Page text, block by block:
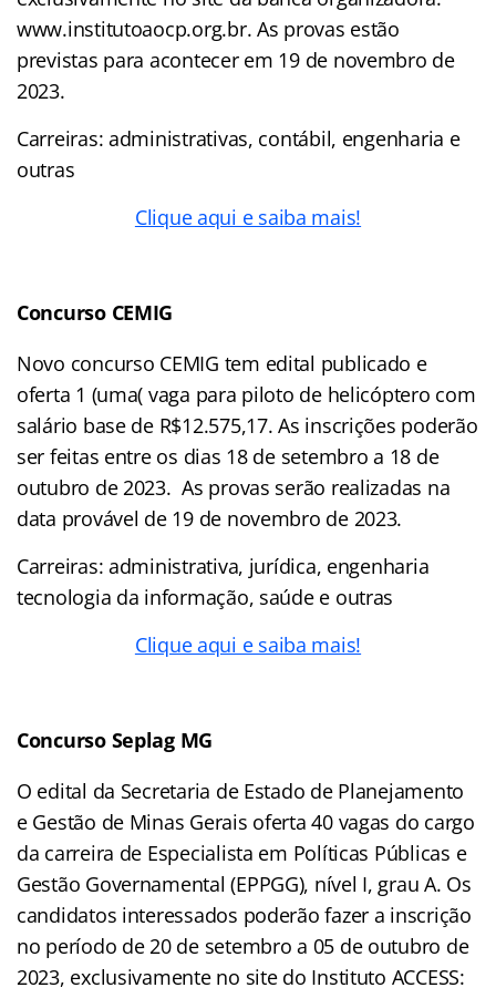
www.institutoaocp.org.br. As provas estão
previstas para acontecer em 19 de novembro de
2023.
Carreiras: administrativas, contábil, engenharia e
outras
Clique aqui e saiba mais!
Concurso CEMIG
Novo concurso CEMIG tem edital publicado e
oferta 1 (uma( vaga para piloto de helicóptero com
salário base de R$12.575,17. As inscrições poderão
ser feitas entre os dias 18 de setembro a 18 de
outubro de 2023. As provas serão realizadas na
data provável de 19 de novembro de 2023.
Carreiras: administrativa, jurídica, engenharia
tecnologia da informação, saúde e outras
Clique aqui e saiba mais!
Concurso Seplag MG
O edital da Secretaria de Estado de Planejamento
e Gestão de Minas Gerais oferta 40 vagas do cargo
da carreira de Especialista em Políticas Públicas e
Gestão Governamental (EPPGG), nível I, grau A. Os
candidatos interessados poderão fazer a inscrição
no período de 20 de setembro a 05 de outubro de
2023, exclusivamente no site do Instituto ACCESS: